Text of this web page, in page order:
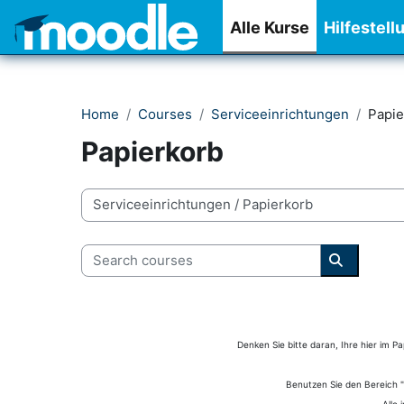
Alle Kurse
Home Courses Serviceeinrichtungen
Papierkorb
Course categories
Search courses
Search
Denken Sie bitte daran, Ihre hier im
Benutzen Sie den Bereich